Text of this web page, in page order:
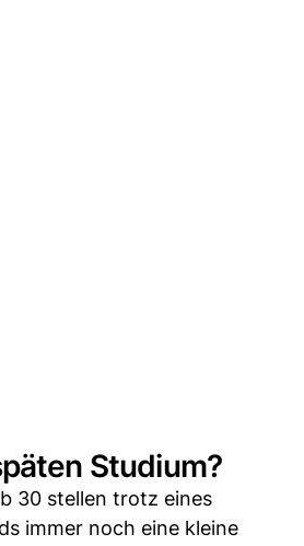
Studium?
30 stellen trotz eines
immer noch eine kleine